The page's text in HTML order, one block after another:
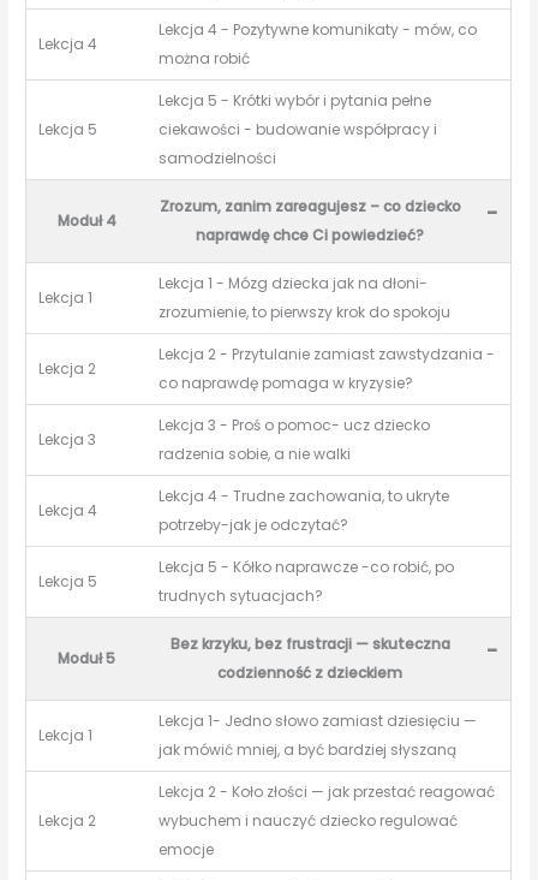
Lekcja 4
Lekcja 4 - Pozytywne komunikaty - mów, co
można robić
Lekcja 5
Lekcja 5 - Krótki wybór i pytania pełne
ciekawości - budowanie współpracy i
samodzielności
Moduł 4
Zrozum, zanim zareagujesz – co dziecko
naprawdę chce Ci powiedzieć?
-
Lekcja 1
Lekcja 1 - Mózg dziecka jak na dłoni-
zrozumienie, to pierwszy krok do spokoju
Lekcja 2
Lekcja 2 - Przytulanie zamiast zawstydzania -
co naprawdę pomaga w kryzysie?
Lekcja 3
Lekcja 3 - Proś o pomoc- ucz dziecko
radzenia sobie, a nie walki
Lekcja 4
Lekcja 4 - Trudne zachowania, to ukryte
potrzeby-jak je odczytać?
Lekcja 5
Lekcja 5 - Kółko naprawcze -co robić, po
trudnych sytuacjach?
Moduł 5
Bez krzyku, bez frustracji — skuteczna
codzienność z dzieckiem
-
Lekcja 1
Lekcja 1- Jedno słowo zamiast dziesięciu —
jak mówić mniej, a być bardziej słyszaną
Lekcja 2
Lekcja 2 - Koło złości — jak przestać reagować
wybuchem i nauczyć dziecko regulować
emocje